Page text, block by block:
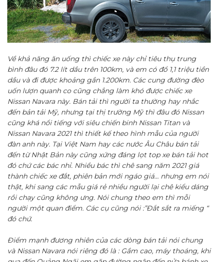
Về khả năng ăn uống thì chiếc xe này chỉ tiêu thụ trung
bình đâu đó 7.2 lít dầu trên 100km, và em có đổ 1,1 triệu tiền
dầu và đi được khoảng gần 1.200km. Các cung đường đèo
uốn lượn quanh co cũng chẳng làm khó được chiếc xe
Nissan Navara này. Bán tải thì người ta thường hay nhắc
đến bản tải Mỹ, nhưng tại thị trường Mỹ thì đâu đó Nissan
cũng khá nổi tiếng với siêu chiến binh Nissan Titan và
Nissan Navara 2021 thì thiết kế theo hình mẫu của người
đàn anh này. Tại Việt Nam hay các nước Âu Châu bán tải
đến từ Nhật Bản này cũng xứng đáng lọt top xe bán tải hot
đó chứ các bác nhỉ. Nhiều bác thì chê sang năm 2021 giá
thành chiếc xe đắt, phiên bản mới ngáo giá… nhưng em nói
thật, khi sang các mẫu giá rẻ nhiều người lại chê kiểu dáng
rồi chạy cũng không ưng. Nói chung theo em thì mỗi
người một quan điểm. Các cụ cũng nói :”Đắt sắt ra miếng “
đó chứ.
Điểm mạnh đương nhiên của các dòng bán tải nói chung
và Nissan Navara nói riêng đó là : Gầm cao, máy thoáng, khi